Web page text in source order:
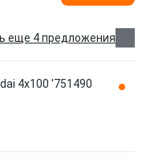
еще 4 предложения
4х100 '751490